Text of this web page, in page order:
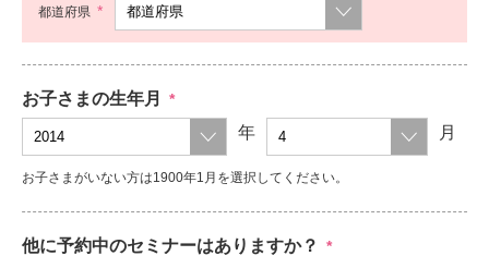
都道府県 *
お子さまの生年月 *
年 月
お子さまがいない方は1900年1月を選択してください。
他に予約中のセミナーはありますか？ *